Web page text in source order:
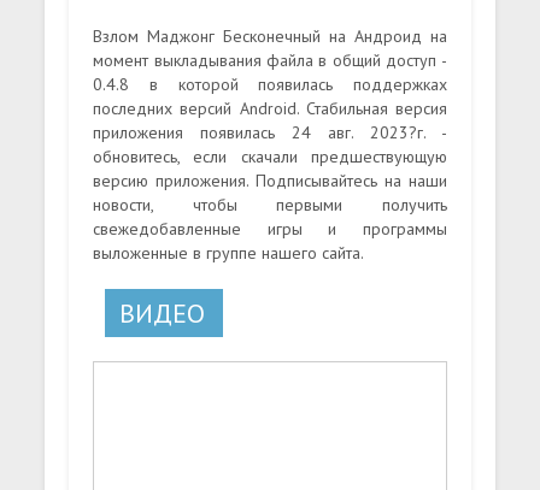
Взлом Маджонг Бесконечный на Андроид на
момент выкладывания файла в общий доступ -
0.4.8 в которой появилась поддержках
последних версий Android. Стабильная версия
приложения появилась 24 авг. 2023?г. -
обновитесь, если скачали предшествующую
версию приложения. Подписывайтесь на наши
новости, чтобы первыми получить
свежедобавленные игры и программы
выложенные в группе нашего сайта.
ВИДЕО